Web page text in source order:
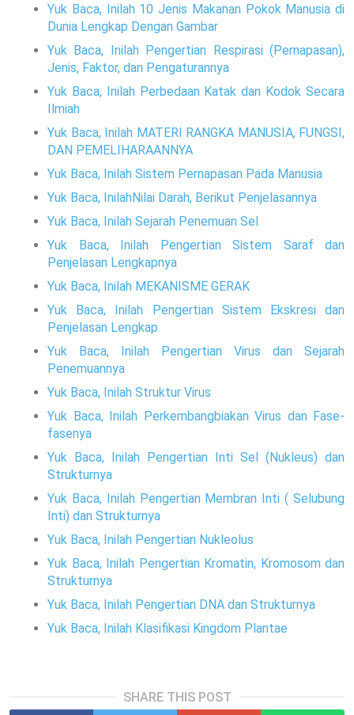
Yuk Baca, Inilah 10 Jenis Makanan Pokok Manusia di
Dunia Lengkap Dengan Gambar
Yuk Baca, Inilah Pengertian Respirasi (Pernapasan),
Jenis, Faktor, dan Pengaturannya
Yuk Baca, Inilah Perbedaan Katak dan Kodok Secara
Ilmiah
Yuk Baca, Inilah MATERI RANGKA MANUSIA, FUNGSI,
DAN PEMELIHARAANNYA
Yuk Baca, Inilah Sistem Pernapasan Pada Manusia
Yuk Baca, InilahNilai Darah, Berikut Penjelasannya
Yuk Baca, Inilah Sejarah Penemuan Sel
Yuk Baca, Inilah Pengertian Sistem Saraf dan
Penjelasan Lengkapnya
Yuk Baca, Inilah MEKANISME GERAK
Yuk Baca, Inilah Pengertian Sistem Ekskresi dan
Penjelasan Lengkap
Yuk Baca, Inilah Pengertian Virus dan Sejarah
Penemuannya
Yuk Baca, Inilah Struktur Virus
Yuk Baca, Inilah Perkembangbiakan Virus dan Fase-
fasenya
Yuk Baca, Inilah Pengertian Inti Sel (Nukleus) dan
Strukturnya
Yuk Baca, Inilah Pengertian Membran Inti ( Selubung
Inti) dan Strukturnya
Yuk Baca, Inilah Pengertian Nukleolus
Yuk Baca, Inilah Pengertian Kromatin, Kromosom dan
Strukturnya
Yuk Baca, Inilah Pengertian DNA dan Strukturnya
Yuk Baca, Inilah Klasifikasi Kingdom Plantae
SHARE THIS POST